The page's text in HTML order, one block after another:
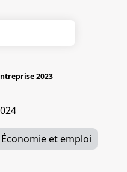
2023
Économie et emploi